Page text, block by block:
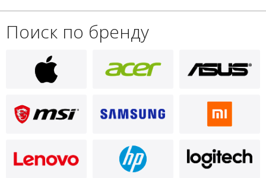
Поиск по бренду